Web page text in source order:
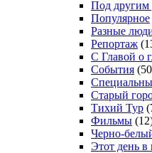
Под другим
Популярное
Разные
Репортаж
С Главой о
События
Старый
Тихий Тур
Фильмы
Черно-
Этот день в